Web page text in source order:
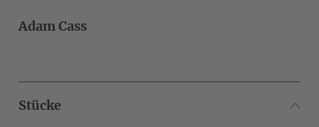
Adam Cass
Stücke